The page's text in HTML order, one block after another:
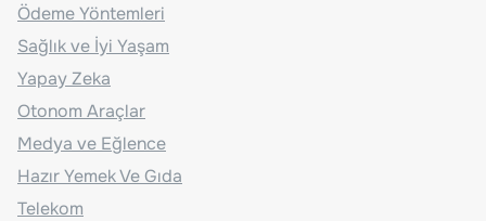
Ödeme Yöntemleri
Sağlık ve İyi Yaşam
Yapay Zeka
Otonom Araçlar
Medya ve Eğlence
Hazır Yemek Ve Gıda
Telekom